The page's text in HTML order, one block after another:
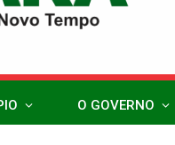
O GOVERNO